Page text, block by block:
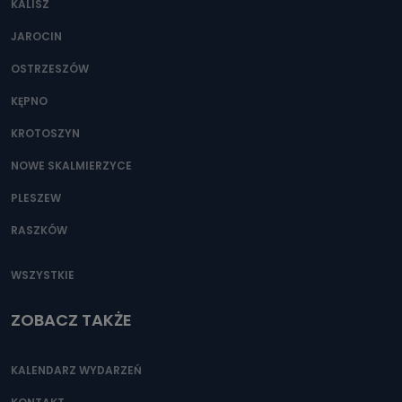
Można to zrobić pod numerem telefonu 62 735-51-05 lub
KALISZ
JAROCIN
OSTRZESZÓW
KĘPNO
KROTOSZYN
NOWE SKALMIERZYCE
PLESZEW
RASZKÓW
WSZYSTKIE
ZOBACZ TAKŻE
KALENDARZ WYDARZEŃ